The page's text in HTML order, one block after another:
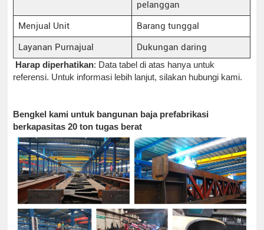
pelanggan
Menjual Unit
Barang tunggal
Layanan Purnajual
Dukungan daring
Harap diperhatikan: Data tabel di atas hanya untuk
referensi. Untuk informasi lebih lanjut, silakan hubungi kami.
Bengkel kami untuk bangunan baja prefabrikasi
berkapasitas 20 ton tugas berat